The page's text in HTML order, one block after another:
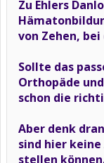
Zu Ehlers
von Zehen,
Sollte das
Orthopäde
schon die
Aber denk
sind hier
stellen